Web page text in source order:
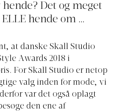
Det og meget
hende om …
at danske Skall Studio
Awards 2018 i
For Skall Studio er netop
valg inden for mode, vi
var det også oplagt
den ene af